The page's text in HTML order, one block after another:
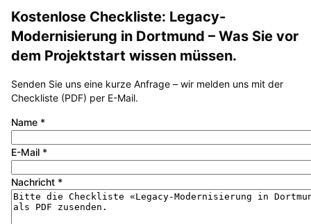
Kostenlose Checkliste: Legacy-
Modernisierung in Dortmund – Was Sie vor
dem Projektstart wissen müssen.
Senden Sie uns eine kurze Anfrage – wir melden uns mit der
Checkliste (PDF) per E-Mail.
Name *
E-Mail *
Nachricht *